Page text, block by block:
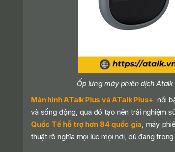
Ốp lưng máy phiên dịch
Màn hình ATalk Plus và ATalk Plus+ nổi
và sống động, qua đó tạo nên trải nghiệm
Quốc Tế hỗ trợ hơn 84 quốc gia , máy
thuật rõ nghĩa mọi lúc mọi nơi, dù đang